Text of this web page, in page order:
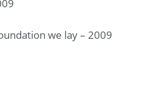
we lay – 2009